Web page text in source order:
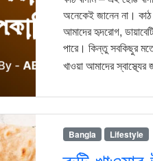
অনেকেই জানেন না। কাঠ
আমাদের হৃদরোগ,
পারে। কিন্তু সবকিছুর
খাওয়া আমাদের
Bangla Lifestyle